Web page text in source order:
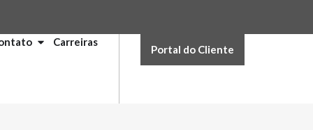
Carreiras
Portal do Cliente